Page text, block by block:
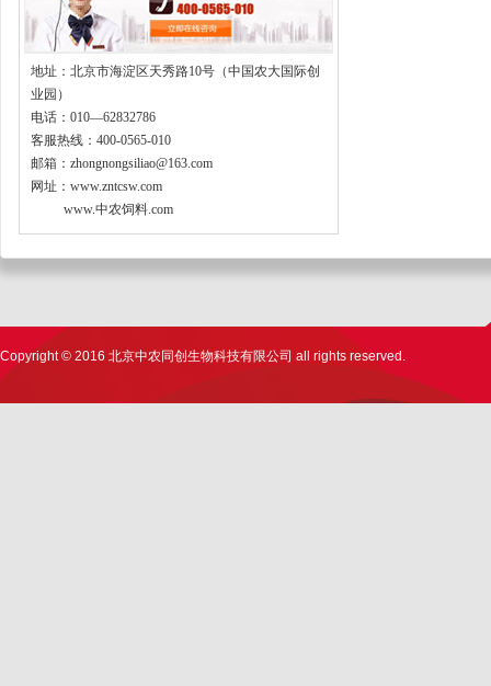
地址：北京市海淀区天秀路10号（中国农大国际创
业园）
电话：010—62832786
客服热线：400-0565-010
邮箱：zhongnongsiliao@163.com
网址：www.zntcsw.com
www.中农饲料.com
Copyright © 2016 北京中农同创生物科技有限公司 all rights reserved.